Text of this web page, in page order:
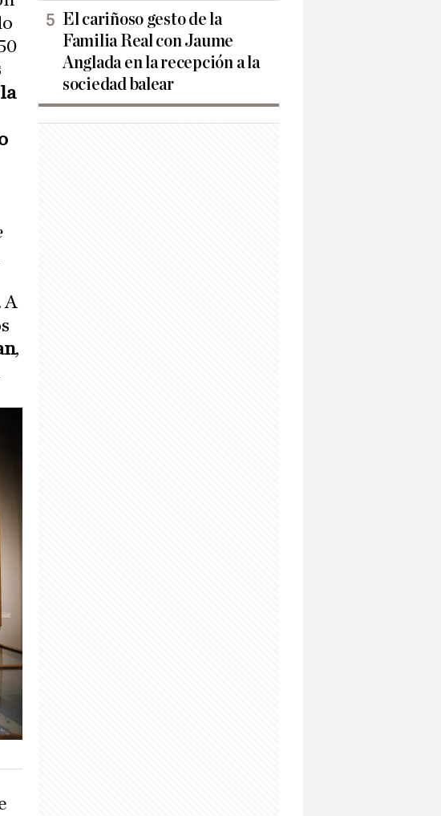
A
,
El cariñoso gesto de la
Familia Real con Jaume
Anglada en la recepción a la
sociedad balear